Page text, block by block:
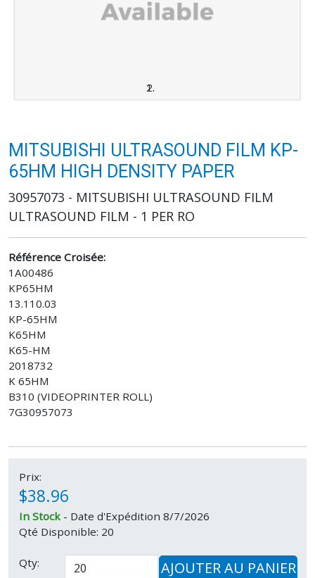
MITSUBISHI ULTRASOUND FILM KP-
65HM HIGH DENSITY PAPER
30957073 - MITSUBISHI ULTRASOUND FILM
ULTRASOUND FILM - 1 PER RO
Référence Croisée:
1A00486
KP65HM
13.110.03
KP-65HM
K65HM
K65-HM
2018732
K 65HM
B310 (VIDEOPRINTER ROLL)
7G30957073
Prix:
$38.96
In Stock - Date d'Expédition 8/7/2026
Qté Disponible: 20
Qty: AJOUTER AU PANIER